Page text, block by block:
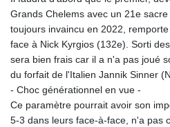
Grands Chelems avec un 21e
toujours invaincu en 2022,
face à Nick Kyrgios (132e). Sorti
sera bien frais car il a n'a pas joué
du forfait de l'Italien Jannik Sinner
- Choc générationnel en vue -
Ce paramètre pourrait avoir son
5-3 dans leurs face-à-face, n'a pas